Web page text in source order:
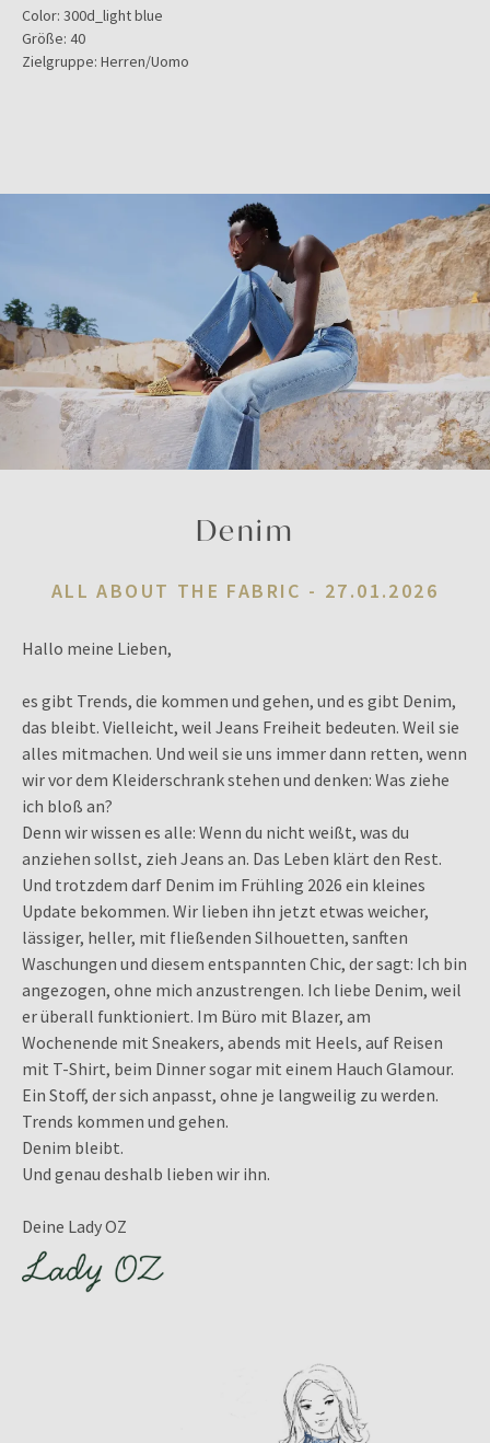
Color: 300d_light blue
Größe: 40
Zielgruppe: Herren/Uomo
Denim
ALL ABOUT THE FABRIC - 27.01.2026
Hallo meine Lieben,
es gibt Trends, die kommen und gehen, und es gibt Denim,
das bleibt. Vielleicht, weil Jeans Freiheit bedeuten. Weil sie
alles mitmachen. Und weil sie uns immer dann retten, wenn
wir vor dem Kleiderschrank stehen und denken: Was ziehe
ich bloß an?
Denn wir wissen es alle: Wenn du nicht weißt, was du
anziehen sollst, zieh Jeans an. Das Leben klärt den Rest.
Und trotzdem darf Denim im Frühling 2026 ein kleines
Update bekommen. Wir lieben ihn jetzt etwas weicher,
lässiger, heller, mit fließenden Silhouetten, sanften
Waschungen und diesem entspannten Chic, der sagt: Ich bin
angezogen, ohne mich anzustrengen. Ich liebe Denim, weil
er überall funktioniert. Im Büro mit Blazer, am
Wochenende mit Sneakers, abends mit Heels, auf Reisen
mit T-Shirt, beim Dinner sogar mit einem Hauch Glamour.
Ein Stoff, der sich anpasst, ohne je langweilig zu werden.
Trends kommen und gehen.
Denim bleibt.
Und genau deshalb lieben wir ihn.
Deine Lady OZ